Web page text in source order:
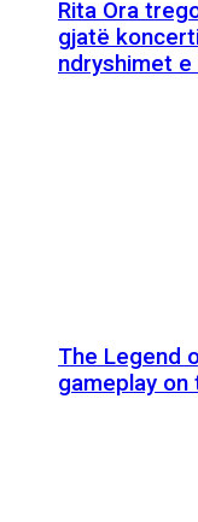
Rita Ora
gjatë
ndryshimet
The Legend
gameplay